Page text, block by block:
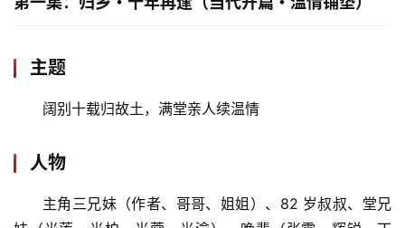
主题
阔别十载归故土，满堂亲人续温情
人物
主角三兄妹（作者、哥哥、姐姐）、82 岁叔叔、堂兄